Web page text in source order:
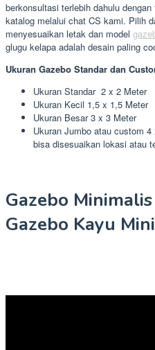
berkonsultasi terlebih dahulu
katalog melalui chat CS kami. Pilih
menyesuaikan letak dan model
glugu kelapa adalah desain paling
Ukuran Gazebo Standar dan
Ukuran Standar 2 x 2 Meter
Ukuran Kecil 1,5 x 1,5 Meter
Ukuran Besar 3 x 3 Meter
Ukuran Jumbo atau custom
bisa disesuaikan lokasi atau
Gazebo
Gazebo Kayu